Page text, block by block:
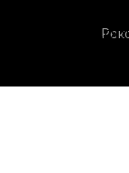
технологий. Для